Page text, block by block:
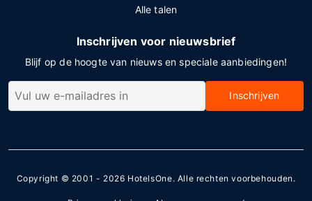
Alle talen
Inschrijven voor nieuwsbrief
Blijf op de hoogte van nieuws en speciale aanbiedingen!
Inschrijven
Copyright © 2001 - 2026 HotelsOne. Alle rechten voorbehouden.